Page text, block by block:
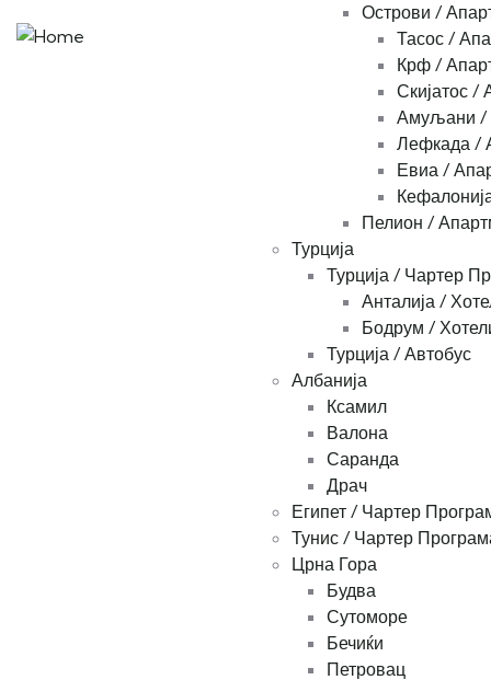
Острови /
Тасос /
Крф /
Скијатос /
Амуљани /
Лефкада /
Евиа /
Пелион /
Турција
Турција / Чартер
Анталија /
Бодрум /
Турција / Автобус
Албанија
Ксамил
Валона
Саранда
Драч
Египет / Чартер
Тунис / Чартер
Црна Гора
Будва
Сутоморе
Бечиќи
Петровац